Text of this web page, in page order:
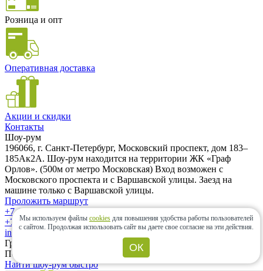
Розница и опт
Оперативная доставка
Акции и скидки
Контакты
Шоу-рум
196066, г. Санкт-Петербург, Московский проспект, дом 183–
185Ак2А. Шоу-рум находится на территории ЖК «Граф
Орлов». (500м от метро Московская) Вход возможен с
Московского проспекта и с Варшавской улицы. Заезд на
машине только с Варшавской улицы.
Проложить маршрут
+7 (962) 343-21-12
+7 (812) 985-58-85
info@ceramic-center.ru
График работы шоу-рума
Понедельник — Воскресенье: с 10.00 до 20.00
Найти шоу-рум быстро
Мы используем файлы cookies для повышения удобства работы пользователей
с сайтом. Продолжая использовать сайт вы даете свое согласие на эти действия.
ОК